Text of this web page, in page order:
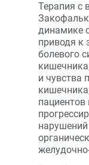
Терапия с
Закофальк
динамике
приводя к
болевого
и чувства